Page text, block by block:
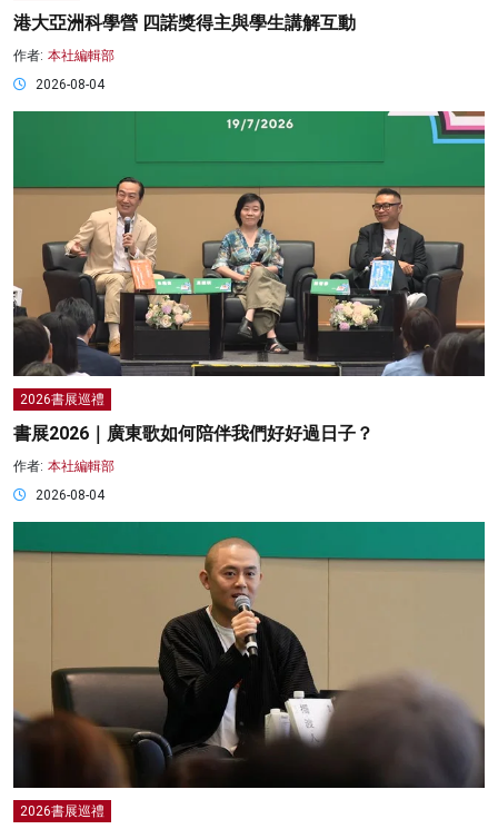
港大亞洲科學營 四諾獎得主與學生講解互動
作者: 本社編輯部
2026-08-04
2026書展巡禮
書展2026｜廣東歌如何陪伴我們好好過日子？
作者: 本社編輯部
2026-08-04
2026書展巡禮